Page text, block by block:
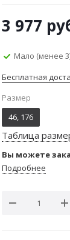
3 977
Мало (менее
Бесплатная
Размер
46, 176
Таблица
Вы можете
Подробнее